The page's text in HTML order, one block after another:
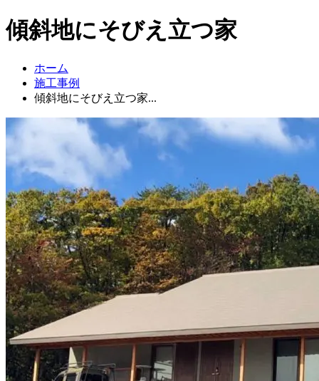
傾斜地にそびえ立つ家
ホーム
施工事例
傾斜地にそびえ立つ家...